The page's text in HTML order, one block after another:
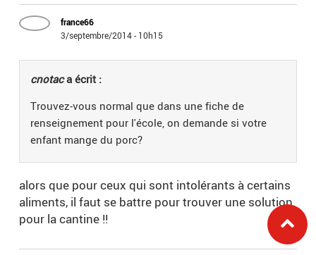
france66
3/septembre/2014 - 10h15
cnotaca écrit :
Trouvez-vous normal que dans une fiche de
renseignement pour l'école, on demande si votre
enfant mange du porc?
alors que pour ceux qui sont intolérants à certains
aliments, il faut se battre pour trouver une solution
pour la cantine !!